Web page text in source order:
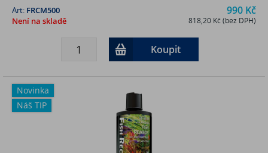
990 Kč
818,20 Kč (bez DPH)
Art: FRCM500
Není na skladě
Koupit
Novinka
Náš TIP